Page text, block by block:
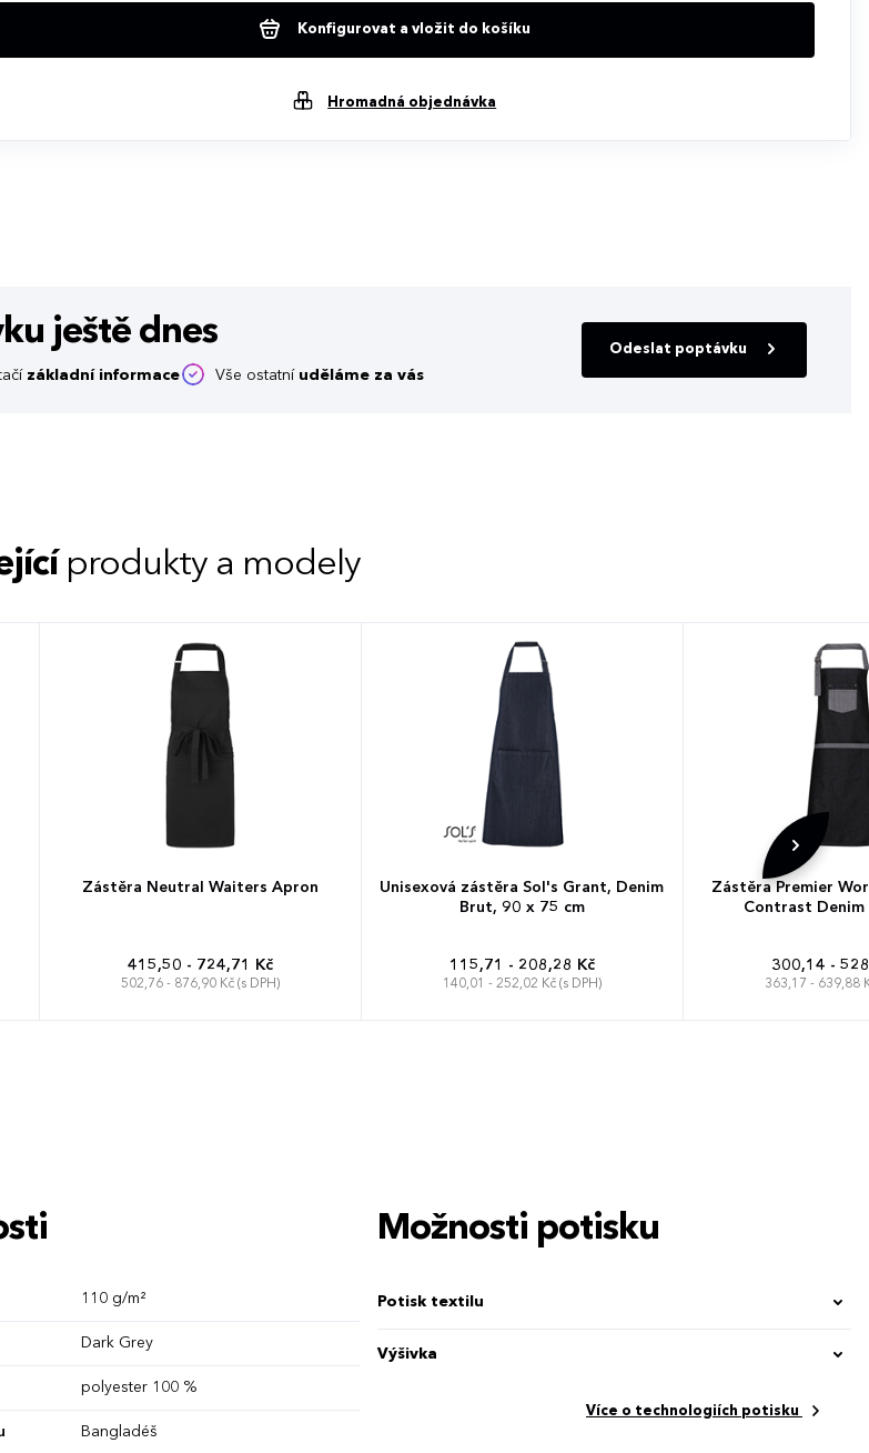
Konfigurovat a vložit do košíku
Hromadná objednávka
ještě dnes
základní informace Vše ostatní uděláme za vás
Odeslat poptávku
produkty a modely
Zástěra Neutral Waiters Apron
415,50 - 724,71 Kč
502,76 - 876,90 Kč (s DPH)
Unisexová zástěra Sol's Grant, Denim
Brut, 90 x 75 cm
115,71 - 208,28 Kč
140,01 - 252,02 Kč (s DPH)
Zástěra Premier
Contrast Denim
300,14 -
363,17 - 639,88
110 g/m²
Dark Grey
polyester 100 %
Bangladéš
Možnosti potisku
Potisk textilu
Výšivka
Více o technologiích potisku